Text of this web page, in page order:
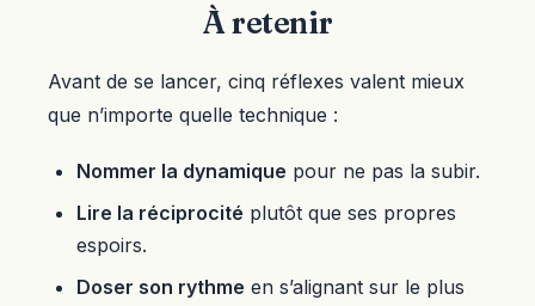
À retenir
Avant de se lancer, cinq réflexes valent mieux
que n’importe quelle technique :
Nommer la dynamique pour ne pas la subir.
Lire la réciprocité plutôt que ses propres
espoirs.
Doser son rythme en s’alignant sur le plus